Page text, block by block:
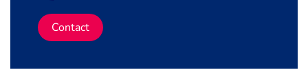
Contact